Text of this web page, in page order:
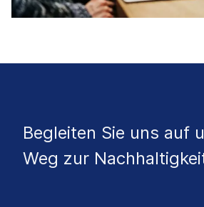
Begleiten Sie uns auf
Weg zur